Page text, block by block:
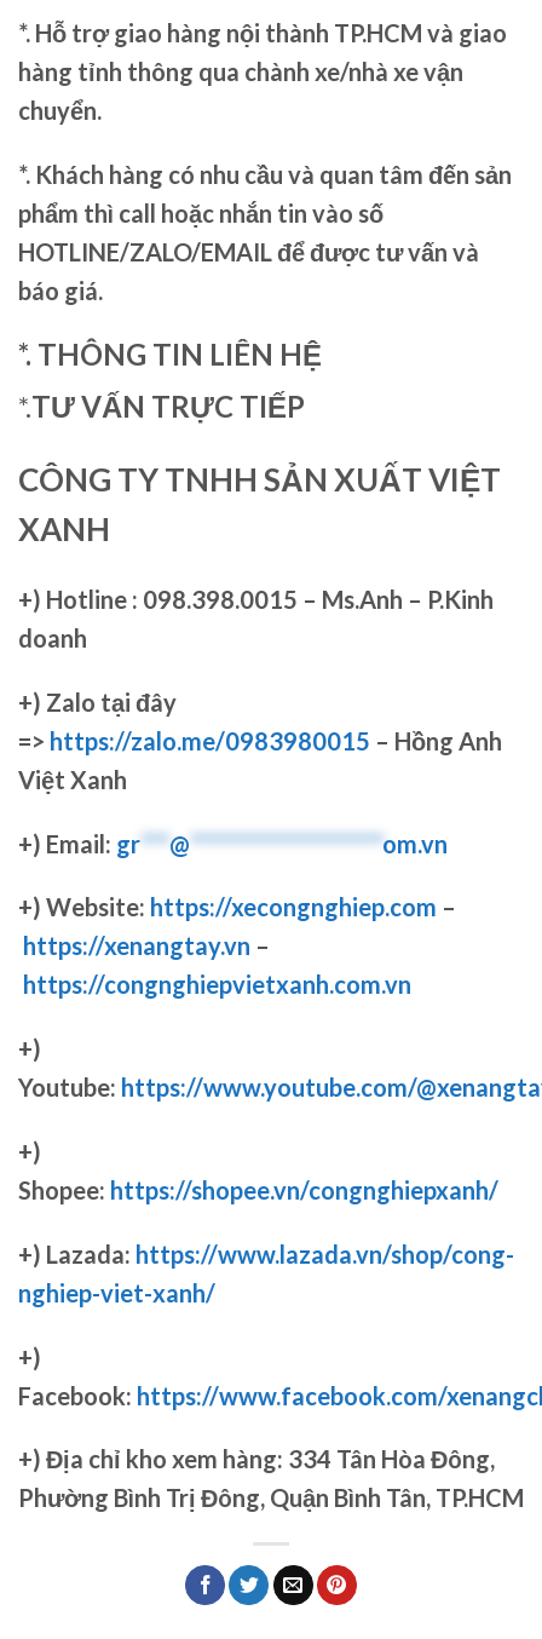
*. Hỗ trợ giao hàng nội thành TP.HCM và giao
hàng tỉnh thông qua chành xe/nhà xe vận
chuyển.
*. Khách hàng có nhu cầu và quan tâm đến sản
phẩm thì call hoặc nhắn tin vào số
HOTLINE/ZALO/EMAIL để được tư vấn và
báo giá.
*. THÔNG TIN LIÊN HỆ
*.TƯ VẤN TRỰC TIẾP
CÔNG TY TNHH SẢN XUẤT VIỆT
XANH
+) Hotline : 098.398.0015 – Ms.Anh – P.Kinh
doanh
+) Zalo tại đây
=> https://zalo.me/0983980015 – Hồng Anh
Việt Xanh
+) Email: gr***@********************om.vn
+) Website: https://xecongnghiep.com –
https://xenangtay.vn –
https://congnghiepvietxanh.com.vn
+)
Youtube: https://www.youtube.com/
+)
Shopee: https://shopee.vn/congnghiepxanh/
+) Lazada: https://www.lazada.vn/shop/cong-
nghiep-viet-xanh/
+)
Facebook: https://www.facebook.com/
+) Địa chỉ kho xem hàng: 334 Tân Hòa Đông,
Phường Bình Trị Đông, Quận Bình Tân, TP.HCM